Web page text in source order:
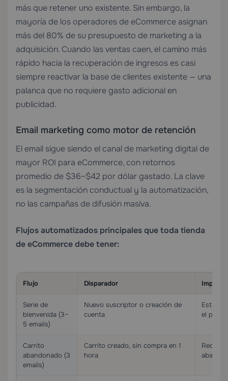
más que retener uno existente. Sin embargo, la
mayoría de los operadores de eCommerce asignan
más del 80% de su presupuesto de marketing a la
adquisición. Cuando las ventas caen, el camino más
rápido hacia la recuperación de ingresos es casi
siempre reactivar la base de clientes existente — una
palanca que no requiere gasto adicional en
publicidad.
Email marketing como motor de retención
El email sigue siendo el canal de marketing digital de
mayor ROI para eCommerce, con retornos
promedio de $36–$42 por dólar gastado. La clave
es la segmentación conductual y la automatización,
no las campañas de difusión masiva.
Flujos automatizados principales que toda tienda
de eCommerce debe tener:
Flujo Disparador
Serie de
bienvenida (3–
5 emails)
Nuevo suscriptor o creación de
cuenta
el
Carrito
abandonado (3
emails)
Carrito creado, sin compra en 1
hora